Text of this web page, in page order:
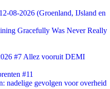
08-2026 (Groenland, IJsland en
Gracefully Was Never Really
#7 Allez vooruit DEMI
#11
nadelige gevolgen voor overheid